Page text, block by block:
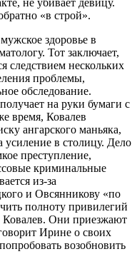
не убивает девицу.
«в строй».
здоровье в
Тот заключает,
следствием нескольких
проблемы,
обследование.
на руки бумаги с
время, Ковалев
ангарского маньяка,
в столицу. Дело
преступление,
криминальные
из-за
и Овсянникову «по
полноту привилегий
Ковалев. Они приезжают
Ирине о своих
возобновить